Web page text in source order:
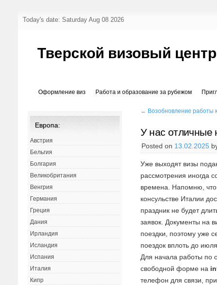
Today's date: Saturday Aug 08 2026
Тверской визовый центр
Оформление виз Работа и образование за рубежом
← Возобновление работы
У нас отличные
Posted on 13.02.2025
Уже выходят визы
рассмотрения иногда
времена. Напомню,
консульстве Италии
праздник не будет
заявок. Документы на
поездки, поэтому уже
поездок вплоть до
Для начала работы по
свободной форме на
телефон для связи,
Европа:
Австрия
Бельгия
Болгария
Великобритания
Венгрия
Германия
Греция
Дания
Ирландия
Исландия
Испания
Италия
Кипр